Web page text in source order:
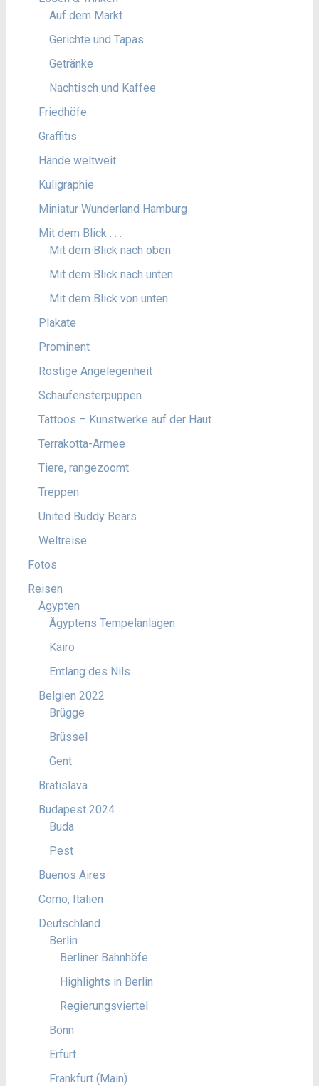
Auf dem Markt
Gerichte und Tapas
Getränke
Nachtisch und Kaffee
Friedhöfe
Graffitis
Hände weltweit
Kuligraphie
Miniatur Wunderland Hamburg
Mit dem Blick . . .
Mit dem Blick nach oben
Mit dem Blick nach unten
Mit dem Blick von unten
Plakate
Prominent
Rostige Angelegenheit
Schaufensterpuppen
Tattoos – Kunstwerke auf der Haut
Terrakotta-Armee
Tiere, rangezoomt
Treppen
United Buddy Bears
Weltreise
Fotos
Reisen
Ägypten
Ägyptens Tempelanlagen
Kairo
Entlang des Nils
Belgien 2022
Brügge
Brüssel
Gent
Bratislava
Budapest 2024
Buda
Pest
Buenos Aires
Como, Italien
Deutschland
Berlin
Berliner Bahnhöfe
Highlights in Berlin
Regierungsviertel
Bonn
Erfurt
Frankfurt (Main)